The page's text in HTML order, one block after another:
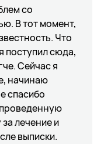
со
В тот момент,
Что
поступил сюда,
Сейчас я
начинаю
спасибо
лечение и
выписки.